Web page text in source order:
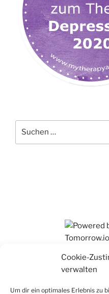
Cookie-
verwalten
Um dir ein optimales Erlebnis zu
nach: